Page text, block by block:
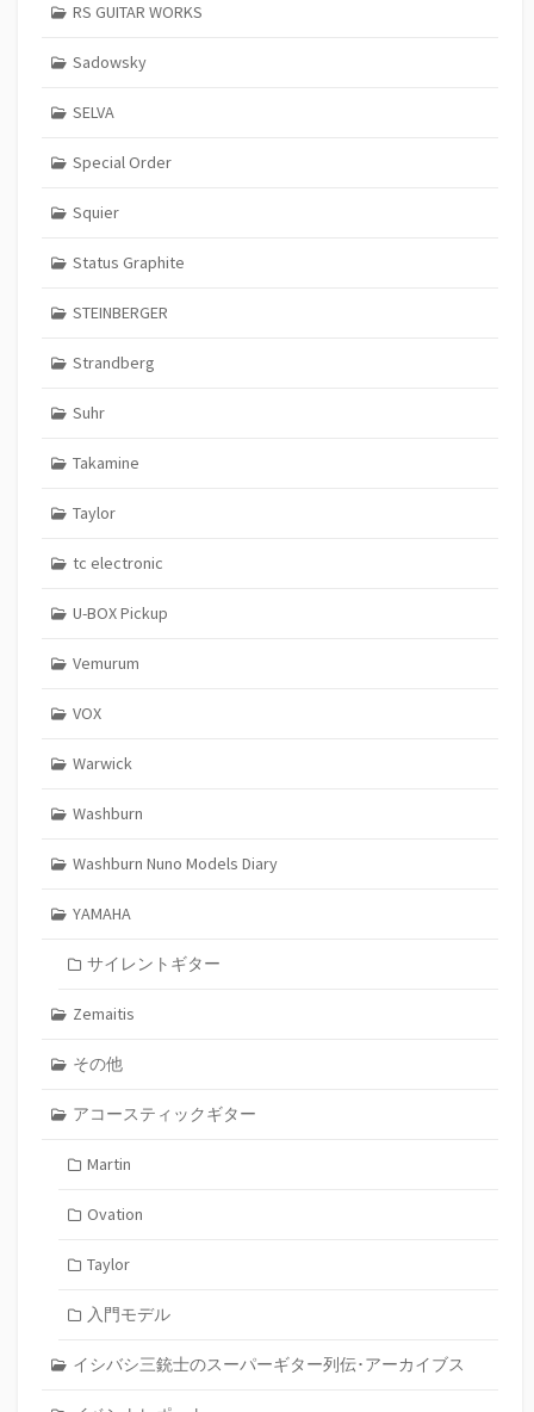
RS GUITAR WORKS
Sadowsky
SELVA
Special Order
Squier
Status Graphite
STEINBERGER
Strandberg
Suhr
Takamine
Taylor
tc electronic
U-BOX Pickup
Vemurum
VOX
Warwick
Washburn
Washburn Nuno Models Diary
YAMAHA
サイレントギター
Zemaitis
その他
アコースティックギター
Martin
Ovation
Taylor
入門モデル
イシバシ三銃士のスーパーギター列伝･アーカイブス